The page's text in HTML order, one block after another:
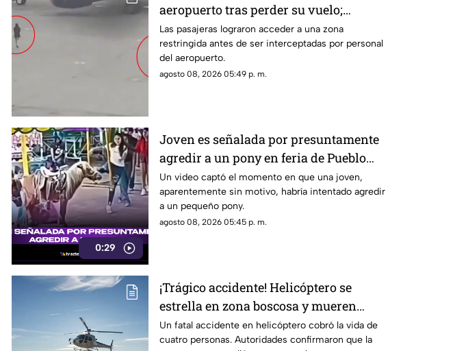
aeropuerto tras perder su vuelo;
autoridades logran detenerlas
Las pasajeras lograron acceder a una zona
restringida antes de ser interceptadas por personal
del aeropuerto.
agosto 08, 2026 05:49 p. m.
0:29
Joven es señalada por presuntamente
agredir a un pony en feria de Pueblo
Mágico
Un video captó el momento en que una joven,
aparentemente sin motivo, habría intentado agredir
a un pequeño pony.
agosto 08, 2026 05:45 p. m.
¡Trágico accidente! Helicóptero se
estrella en zona boscosa y mueren
cuatro personas
Un fatal accidente en helicóptero cobró la vida de
cuatro personas. Autoridades confirmaron que la